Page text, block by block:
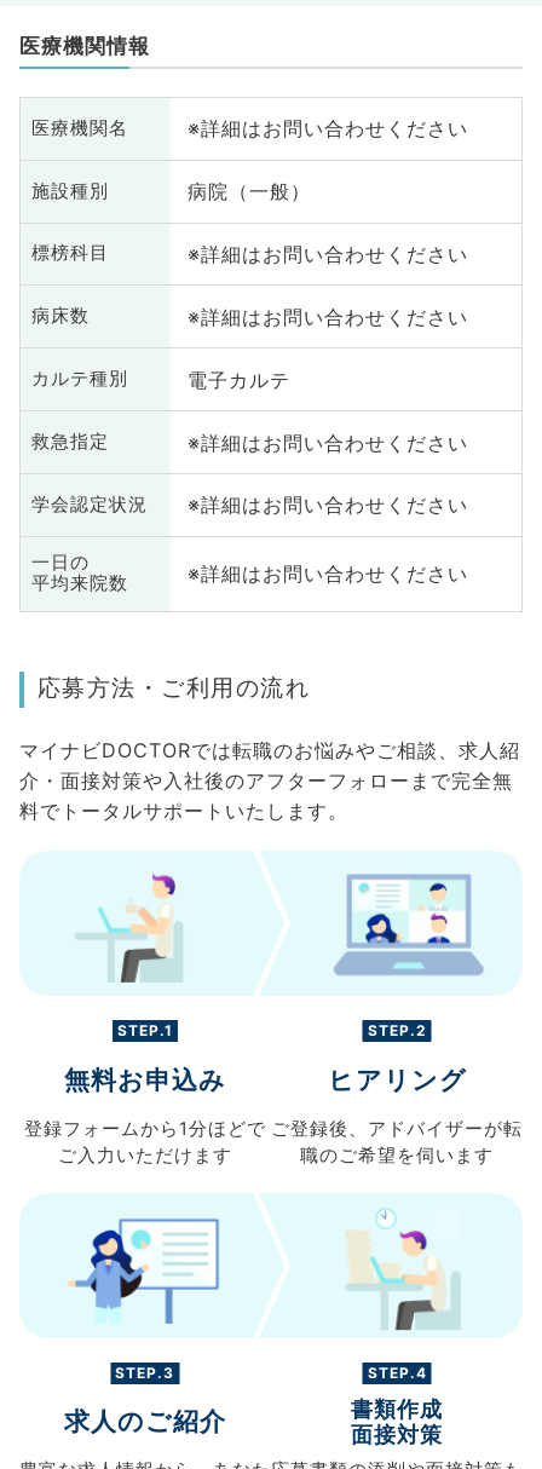
医療機関情報
医療機関名 ※詳細はお問い合わせください
施設種別 病院（一般）
標榜科目 ※詳細はお問い合わせください
病床数 ※詳細はお問い合わせください
カルテ種別 電子カルテ
救急指定 ※詳細はお問い合わせください
学会認定状況 ※詳細はお問い合わせください
一日の
平均来院数
※詳細はお問い合わせください
応募方法・ご利用の流れ
マイナビDOCTORでは転職のお悩みやご相談、求人紹
介・面接対策や入社後のアフターフォローまで完全無
料でトータルサポートいたします。
STEP.1
無料お申込み
登録フォームから 1分ほどで
ご入力 いただけます
STEP.2
ヒアリング
ご登録後、 アドバイザーが転
職のご希望を伺います
STEP.3
求人のご紹介
STEP.4
書類作成
面接対策